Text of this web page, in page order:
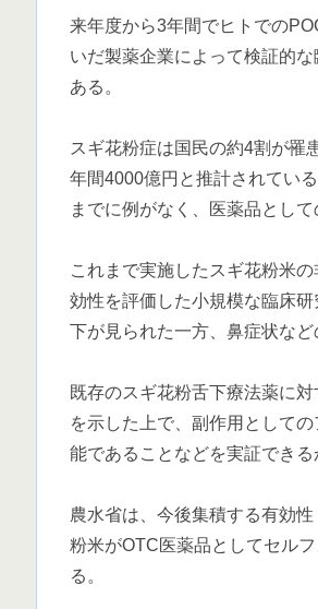
来年度から3年間でヒトでの
いだ製薬企業によって検証的
ある。
スギ花粉症は国民の約4割が罹
年間4000億円と推計されてい
までに例がなく、医薬品とし
これまで実施したスギ花粉米
効性を評価した小規模な臨床
下が見られた一方、鼻症状など
既存のスギ花粉舌下療法薬に
を示した上で、副作用として
能であることなどを実証できる
農水省は、今後集積する有効
粉米がOTC医薬品としてセル
る。